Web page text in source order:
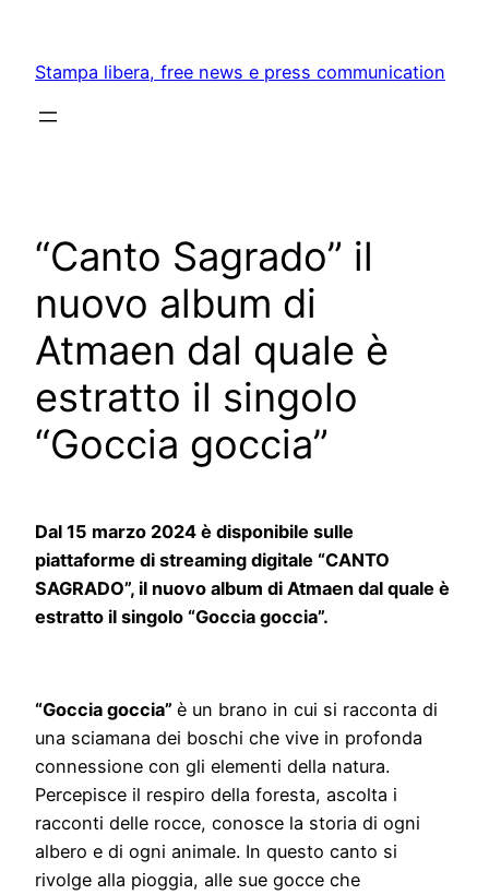
content
Stampa libera, free news e press communication
“Canto Sagrado” il
nuovo album di
Atmaen dal quale è
estratto il singolo
“Goccia goccia”
Dal 15 marzo 2024 è disponibile sulle
piattaforme di streaming digitale “CANTO
SAGRADO”, il nuovo album di Atmaen dal quale è
estratto il singolo “Goccia goccia”.
“Goccia goccia” è un brano in cui si racconta di
una sciamana dei boschi che vive in profonda
connessione con gli elementi della natura.
Percepisce il respiro della foresta, ascolta i
racconti delle rocce, conosce la storia di ogni
albero e di ogni animale. In questo canto si
rivolge alla pioggia, alle sue gocce che